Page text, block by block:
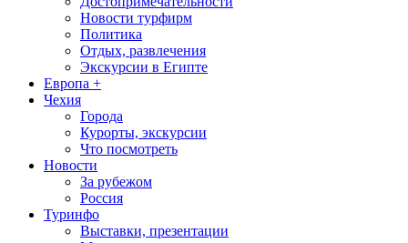
Новости турфирм
Политика
Отдых, развлечения
Экскурсии в Египте
Европа +
Чехия
Города
Курорты, экскурсии
Что посмотреть
Новости
За рубежом
Россия
Туринфо
Выставки, презентации